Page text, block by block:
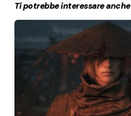
Ti potrebbe interessare anche